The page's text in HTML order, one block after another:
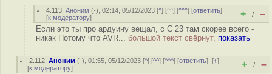
4.113 ,Аноним (-), 02:14, 05/12/2023 [^] [^^] [^^^] [ответить]
[к модератору] + / –
Если это ты про ардуину вещал, с C 23 там скорее всего -
никак Потому что AVR... большой текст свёрнут, показать
2.112 ,Аноним (-), 01:55, 05/12/2023 [^] [^^] [^^^] [ответить][↑]
[к модератору] + / –